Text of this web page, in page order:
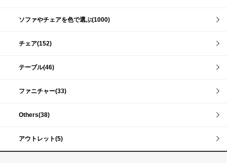
ソファやチェアを色で選ぶ(1000)
チェア(152)
テーブル(46)
ファニチャー(33)
Others(38)
アウトレット(5)